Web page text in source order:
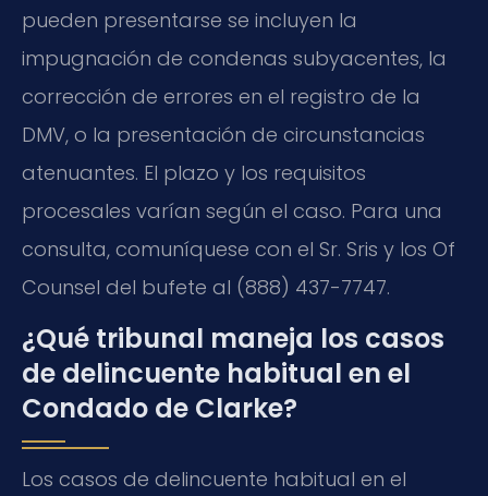
pueden presentarse se incluyen la
impugnación de condenas subyacentes, la
corrección de errores en el registro de la
DMV, o la presentación de circunstancias
atenuantes. El plazo y los requisitos
procesales varían según el caso. Para una
consulta, comuníquese con el Sr. Sris y los Of
Counsel del bufete al (888) 437-7747.
¿Qué tribunal maneja los casos
de delincuente habitual en el
Condado de Clarke?
Los casos de delincuente habitual en el